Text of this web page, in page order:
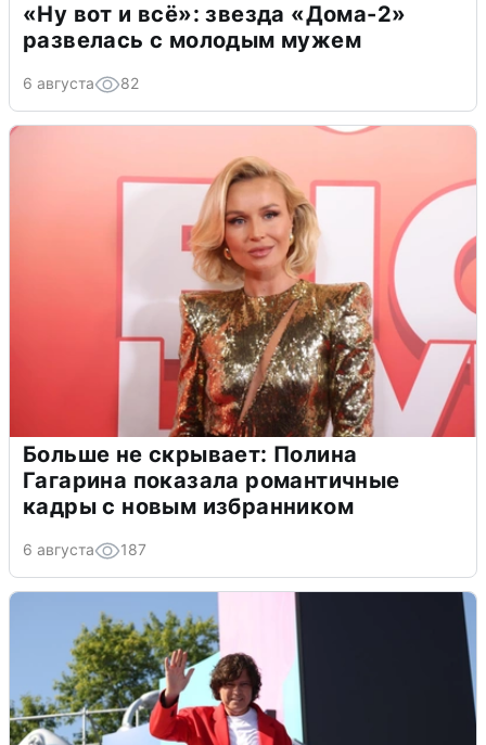
«Ну вот и всё»: звезда «Дома-2»
развелась с молодым мужем
6 августа 82
Больше не скрывает: Полина
Гагарина показала романтичные
кадры с новым избранником
6 августа 187